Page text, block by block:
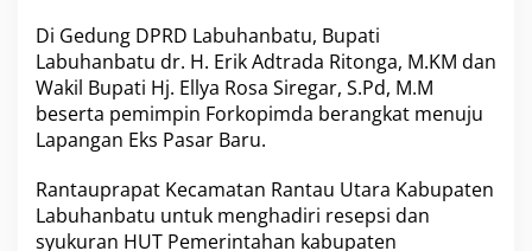
i
a
d
i
r
e
s
e
Di Gedung DPRD Labuhanbatu, Bupati
Labuhanbatu dr. H. Erik Adtrada Ritonga, M.KM dan
Wakil Bupati Hj. Ellya Rosa Siregar, S.Pd, M.M
beserta pemimpin Forkopimda berangkat menuju
Lapangan Eks Pasar Baru.
Rantauprapat Kecamatan Rantau Utara Kabupaten
Labuhanbatu untuk menghadiri resepsi dan
syukuran HUT Pemerintahan kabupaten